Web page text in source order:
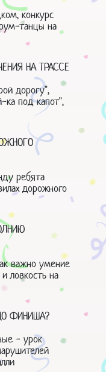
конкурс
танцы на
НА ТРАССЕ
дорогу",
ка под капот",
ребята
дорожного
важно умение
ловкость на
ФИНИША?
- урок